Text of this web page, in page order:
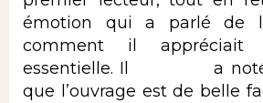
émotion qui a parlé de
comment il appréciait
essentielle. Il a noté
que l’ouvrage est de belle